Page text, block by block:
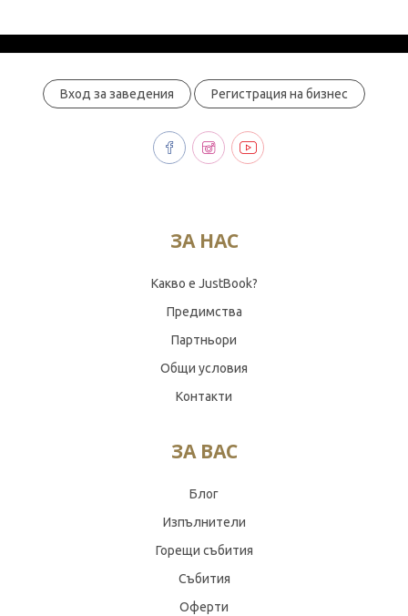
Вход за заведения Регистрация на бизнес
ЗА НАС
Какво е JustBook?
Предимства
Партньори
Общи условия
Контакти
ЗА ВАС
Блог
Изпълнители
Горещи събития
Събития
Оферти